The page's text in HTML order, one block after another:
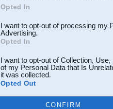
Opted In
I want to opt-out of processing my
Advertising.
Opted In
I want to opt-out of Collection,
of my Personal Data that Is
it was collected.
Opted Out
CONFIRM